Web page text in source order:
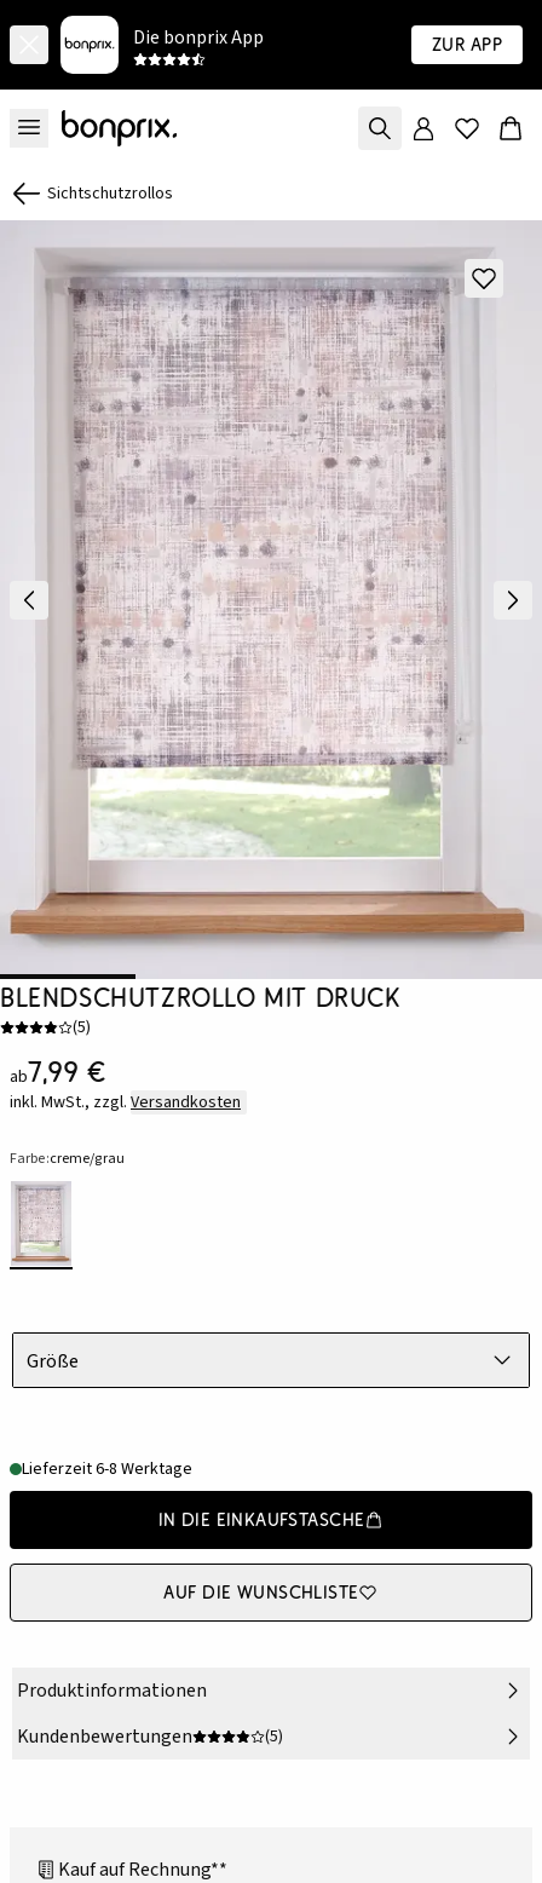
Die bonprix App Zur App
Sichtschutzrollos
Blendschutzrollo mit Druck
(5)
ab7,99 €
inkl. MwSt., zzgl. Versandkosten
Farbe:creme/grau
Größe
Lieferzeit 6-8 Werktage
In die Einkaufstasche
Auf die Wunschliste
Produktinformationen
Kundenbewertungen
(5)
Kauf auf Rechnung**